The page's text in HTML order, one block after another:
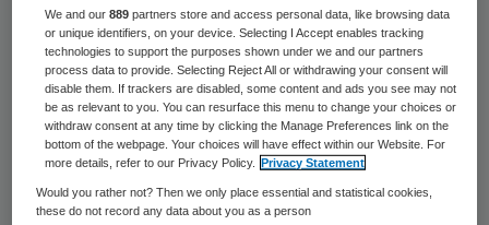
bij de RUG/Campus Fryslân en het Medisch
Centrum Leeuwarden.
Beumeler bekeek welke patiënten risico
lopen op langdurige gezondheidsproblemen
en ook hoe zij op een zinvolle wijze kunnen
We and our889 partners store and access personal data, like browsing data
or unique identifiers, on your device. Selecting I Accept enables tracking
technologies to support the purposes shown under we and our partners
process data to provide. Selecting Reject All or withdrawing your consent will
disable them. If trackers are disabled, some content and ads you see may not
be as relevant to you. You can resurface this menu to change your choices or
withdraw consent at any time by clicking the Manage Preferences link on the
bottom of the webpage. Your choices will have effect within our Website. For
more details, refer to our Privacy Policy.
Privacy Statement
Would you rather not? Then we only place essential and statistical cookies,
these do not record any data about you as a person